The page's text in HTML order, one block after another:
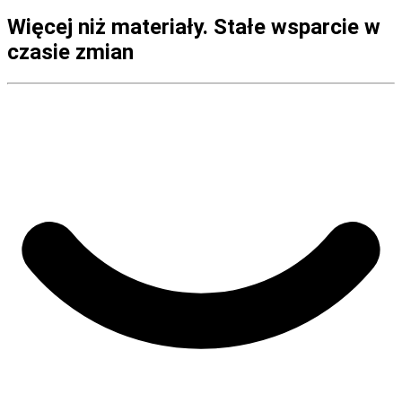
Więcej niż materiały. Stałe wsparcie w
czasie zmian